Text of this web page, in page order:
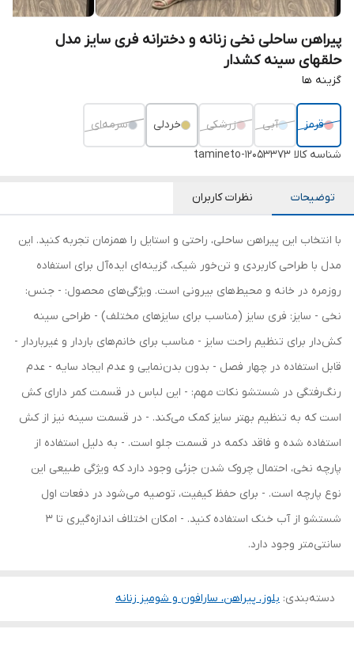
پیراهن ساحلی نخی زنانه و دخترانه فری سایز مدل
حلقهای سینه کشدار
گزینه ها
قرمز آبی زرشکی خردلی
سرمه‌ای
شناسه کالا tamineto-12053373
توضیحات نظرات کاربران
با انتخاب این پیراهن ساحلی، راحتی و استایل را همزمان تجربه کنید. این
مدل با طراحی کاربردی و تن‌خور شیک، گزینه‌ای ایده‌آل برای استفاده
روزمره در خانه و محیط‌های بیرونی است. ویژگی‌های محصول: - جنس:
نخی - سایز: فری سایز (مناسب برای سایزهای مختلف) - طراحی سینه
کش‌دار برای تنظیم راحت سایز - مناسب برای خانم‌های باردار و غیرباردار -
قابل استفاده در چهار فصل - بدون بدن‌نمایی و عدم ایجاد سایه - عدم
رنگ‌رفتگی در شستشو نکات مهم: - این لباس در قسمت کمر دارای کش
است که به تنظیم بهتر سایز کمک می‌کند. - در قسمت سینه نیز از کش
استفاده شده و فاقد دکمه در قسمت جلو است. - به دلیل استفاده از
پارچه نخی، احتمال چروک شدن جزئی وجود دارد که ویژگی طبیعی این
نوع پارچه است. - برای حفظ کیفیت، توصیه می‌شود در دفعات اول
شستشو از آب خنک استفاده کنید. - امکان اختلاف اندازه‌گیری تا 3
سانتی‌متر وجود دارد.
دسته‌بندی: بلوز، پیراهن، سارافون و شومیز زنانه